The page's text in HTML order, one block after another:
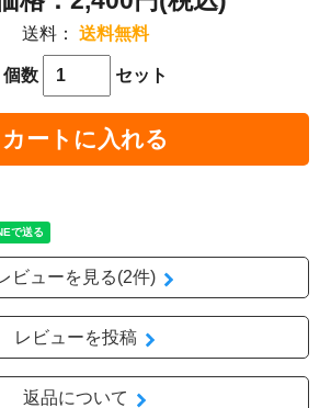
送料： 送料無料
個数 セット
カートに入れる
ビューを見る(2件)
レビューを投稿
返品について